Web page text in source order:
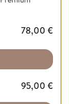
78,00 €
95,00 €